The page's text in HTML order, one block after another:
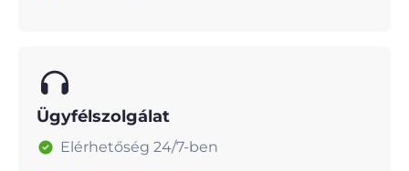
Ügyfélszolgálat
Elérhetőség 24/7-ben